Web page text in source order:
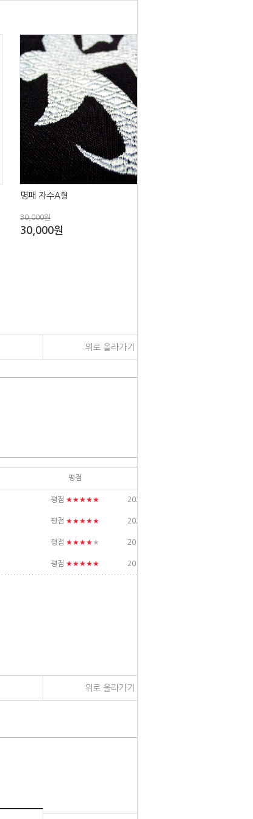
명패 자수A형
30,000원
30,000원
위로 올라가기
평점
평점 ★★★★★ 2026/04/20
평점 ★★★★★ 2023/02/23
평점 ★★★★★ 2019/04/13
평점 ★★★★★ 2019/02/03
위로 올라가기